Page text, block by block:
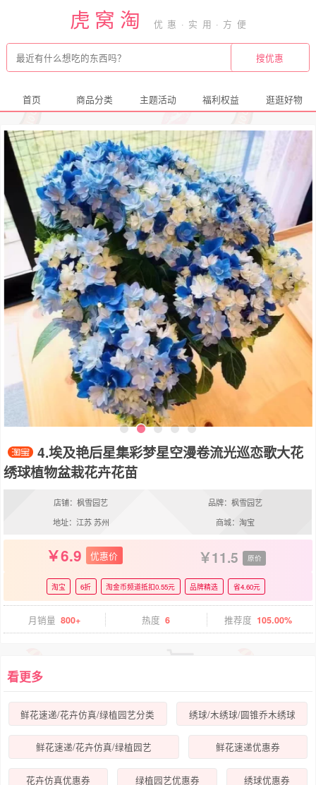
虎窝淘
首页 商品分类 主题活动 福利权益 逛逛好物
4.埃及艳后星集彩梦星空漫卷流光巡恋歌大花
绣球植物盆栽花卉花苗
店铺：枫雪园艺
品牌：枫雪园艺
地址：江苏 苏州
商城：淘宝
6.9 优惠价 11.5 原价
淘宝 6折 淘金币频道抵扣0.55元 品牌精选 省4.60元
月销量 800+ 热度 6 推荐度 105.00%
看更多
鲜花速递/花卉仿真/绿植园艺分类 绣球/木绣球/圆锥乔木绣球
鲜花速递/花卉仿真/绿植园艺 鲜花速递优惠券
花卉仿真优惠券 绿植园艺优惠券 绣球优惠券